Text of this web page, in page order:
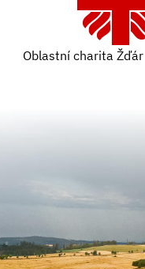
Oblastní charita Žďár